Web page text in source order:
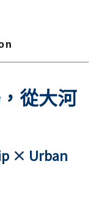
從大河
× Urban